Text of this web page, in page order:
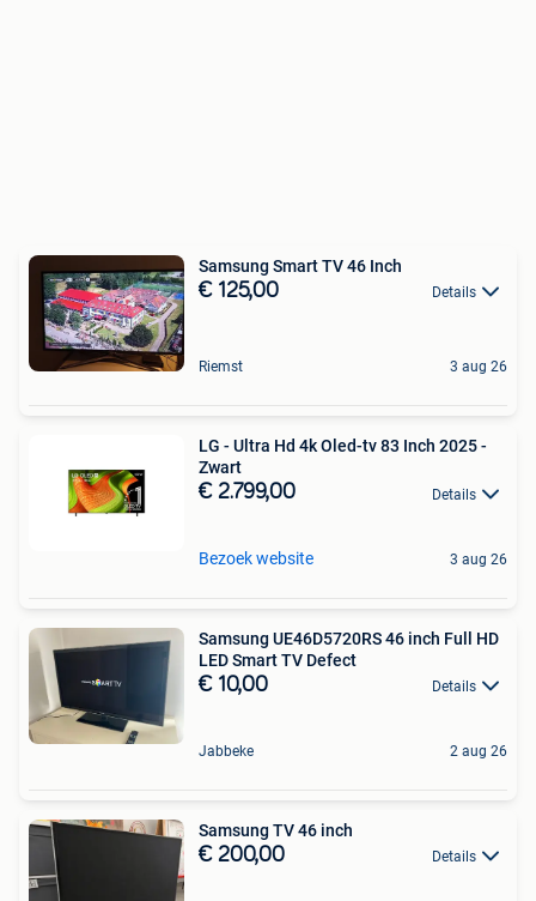
Samsung Smart TV 46 Inch
€ 125,00 Details
Riemst 3 aug 26
LG - Ultra Hd 4k Oled-tv 83 Inch 2025 -
Zwart
€ 2.799,00 Details
Bezoek website 3 aug 26
Samsung UE46D5720RS 46 inch Full HD
LED Smart TV Defect
€ 10,00 Details
Jabbeke 2 aug 26
Samsung TV 46 inch
€ 200,00 Details